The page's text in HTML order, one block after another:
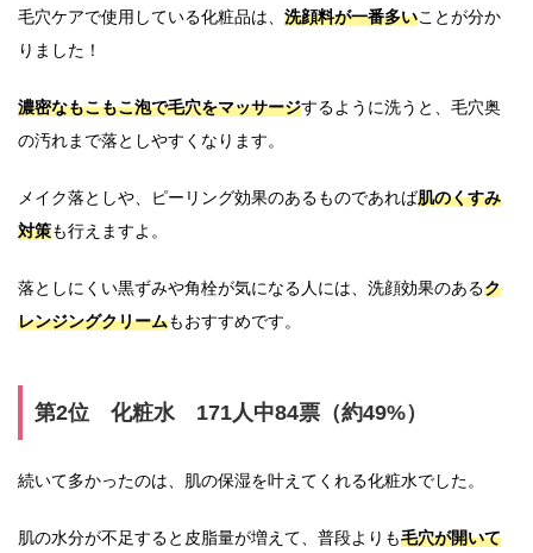
毛穴ケアで使用している化粧品は、 洗顔料が一番多いことが分か
りました！
濃密なもこもこ泡で毛穴をマッサージするように洗うと、毛穴奥
の汚れまで落としやすくなります。
メイク落としや、ピーリング効果のあるものであれば肌のくすみ
対策も行えますよ。
落としにくい黒ずみや角栓が気になる人には、洗顔効果のあるク
レンジングクリームもおすすめです。
第2位 化粧水 171人中84票（約49%）
続いて多かったのは、肌の保湿を叶えてくれる化粧水でした。
肌の水分が不足すると皮脂量が増えて、普段よりも毛穴が開いて